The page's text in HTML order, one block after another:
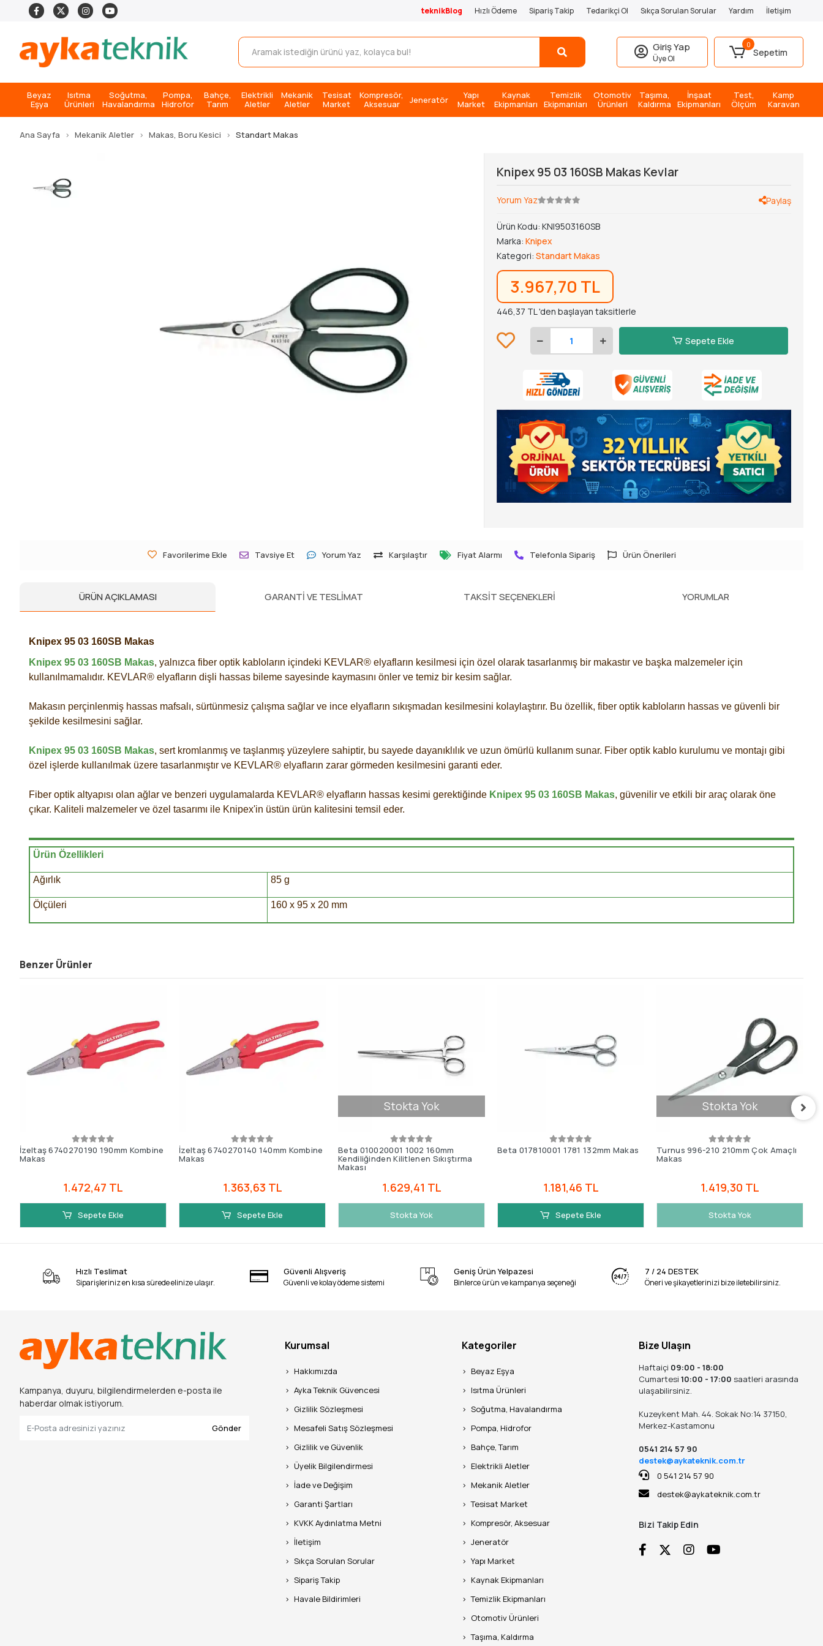
teknikBlog Hızlı Ödeme Sipariş Takip Tedarikçi Ol Sıkça Sorulan Sorular Yardım İletişim
Giriş Yap
Üye Ol
0
Sepetim
Beyaz
Eşya
Isıtma
Ürünleri
Soğutma,
Havalandırma
Pompa,
Hidrofor
Bahçe,
Tarım
Elektrikli
Aletler
Mekanik
Aletler
Tesisat
Market
Kompresör,
Aksesuar
Jeneratör
Yapı
Market
Kaynak
Ekipmanları
Temizlik
Ekipmanları
Otomotiv
Ürünleri
Taşıma,
Kaldırma
İnşaat
Ekipmanları
Test,
Ölçüm
Kamp
Karavan
Ana Sayfa Mekanik Aletler Makas, Boru Kesici Standart Makas
Knipex 95 03 160SB Makas Kevlar
Yorum Yaz Paylaş
Ürün Kodu:KNI9503160SB
Marka:Knipex
Kategori:Standart Makas
3.967,70 TL
446,37 TL 'den başlayan taksitlerle
Sepete Ekle
Favorilerime Ekle Tavsiye Et Yorum Yaz Karşılaştır Fiyat Alarmı Telefonla Sipariş Ürün Önerileri
ÜRÜN AÇIKLAMASI GARANTI VE TESLIMAT TAKSIT SEÇENEKLERI YORUMLAR
Knipex 95 03 160SB Makas
Knipex 95 03 160SB Makas, yalnızca fiber optik kabloların içindeki KEVLAR® elyafların kesilmesi için özel olarak tasarlanmış bir makastır ve başka malzemeler için
kullanılmamalıdır. KEVLAR® elyafların dişli hassas bileme sayesinde kaymasını önler ve temiz bir kesim sağlar.
Makasın perçinlenmiş hassas mafsalı, sürtünmesiz çalışma sağlar ve ince elyafların sıkışmadan kesilmesini kolaylaştırır. Bu özellik, fiber optik kabloların hassas ve güvenli bir
şekilde kesilmesini sağlar.
Knipex 95 03 160SB Makas, sert kromlanmış ve taşlanmış yüzeylere sahiptir, bu sayede dayanıklılık ve uzun ömürlü kullanım sunar. Fiber optik kablo kurulumu ve montajı gibi
özel işlerde kullanılmak üzere tasarlanmıştır ve KEVLAR® elyafların zarar görmeden kesilmesini garanti eder.
Fiber optik altyapısı olan ağlar ve benzeri uygulamalarda KEVLAR® elyafların hassas kesimi gerektiğinde Knipex 95 03 160SB Makas, güvenilir ve etkili bir araç olarak öne
çıkar. Kaliteli malzemeler ve özel tasarımı ile Knipex'in üstün ürün kalitesini temsil eder.
Ürün Özellikleri
Ağırlık 85 g
Ölçüleri 160 x 95 x 20 mm
Benzer Ürünler
İzeltaş 6740270190 190mm Kombine
Makas
1.472,47 TL
Sepete Ekle
İzeltaş 6740270140 140mm Kombine
Makas
1.363,63 TL
Sepete Ekle
Stokta Yok
Beta 010020001 1002 160mm
Kendiliğinden Kilitlenen Sıkıştırma
Makası
1.629,41 TL
Stokta Yok
Beta 017810001 1781 132mm Makas
1.181,46 TL
Sepete Ekle
Stokta Yok
Turnus 996-210 210mm Çok Amaçlı
Makas
1.419,30 TL
Stokta Yok
Hızlı Teslimat
Siparişleriniz en kısa sürede elinize ulaşır.
Güvenli Alışveriş
Güvenli ve kolay ödeme sistemi
Geniş Ürün Yelpazesi
Binlerce ürün ve kampanya seçeneği
7 / 24 DESTEK
Öneri ve şikayetlerinizi bize iletebilirsiniz.
Kampanya, duyuru, bilgilendirmelerden e-posta ile
haberdar olmak istiyorum.
Gönder
Kurumsal
Hakkımızda
Ayka Teknik Güvencesi
Gizlilik Sözleşmesi
Mesafeli Satış Sözleşmesi
Gizlilik ve Güvenlik
Üyelik Bilgilendirmesi
İade ve Değişim
Garanti Şartları
KVKK Aydınlatma Metni
İletişim
Sıkça Sorulan Sorular
Sipariş Takip
Havale Bildirimleri
Kategoriler
Beyaz Eşya
Isıtma Ürünleri
Soğutma, Havalandırma
Pompa, Hidrofor
Bahçe, Tarım
Elektrikli Aletler
Mekanik Aletler
Tesisat Market
Kompresör, Aksesuar
Jeneratör
Yapı Market
Kaynak Ekipmanları
Temizlik Ekipmanları
Otomotiv Ürünleri
Taşıma, Kaldırma
Bize Ulaşın
Haftaiçi 09:00 - 18:00
Cumartesi10:00 - 17:00 saatleri arasında
ulaşabilirsiniz.
Kuzeykent Mah. 44. Sokak No:14 37150,
Merkez-Kastamonu
0541 214 57 90
destek@aykateknik.com.tr
0 541 214 57 90
destek@aykateknik.com.tr
Bizi Takip Edin